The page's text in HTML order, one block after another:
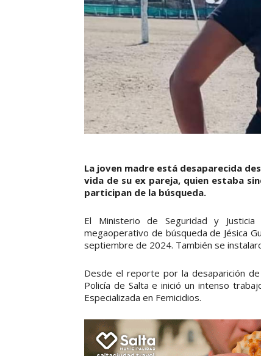
La joven madre está desaparecida
vida de su ex pareja, quien estaba
participan de la búsqueda.
El Ministerio de Seguridad y
megaoperativo de búsqueda de Jésica
septiembre de 2024. También se
Desde el reporte por la desaparición
Policía de Salta e inició un intenso
Especializada en Femicidios.